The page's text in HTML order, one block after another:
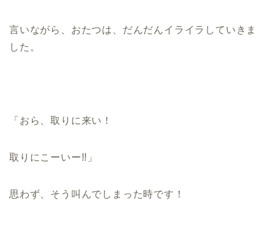
言いながら、おたつは、だんだんイライラしていきま
した。
「おら、取りに来い！
取りにこーいー!!」
思わず、そう叫んでしまった時です！